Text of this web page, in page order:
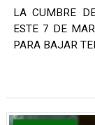
LA CUMBRE
ESTE 7 DE
PARA BAJAR